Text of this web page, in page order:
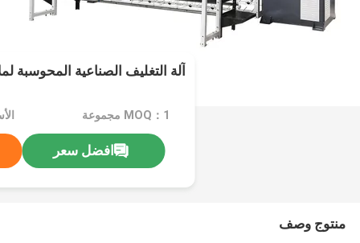
آلة التغليف الصناعية
MOQ：1 مجموعة
افضل سعر
منتوج وصف